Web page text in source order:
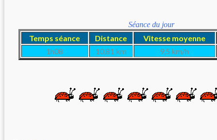
Séance du jour
Temps séance Distance
Vitesse moyenne
1h08
10,81 km 9,5 km/h